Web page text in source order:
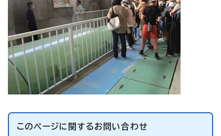
このページに関するお問い合わせ